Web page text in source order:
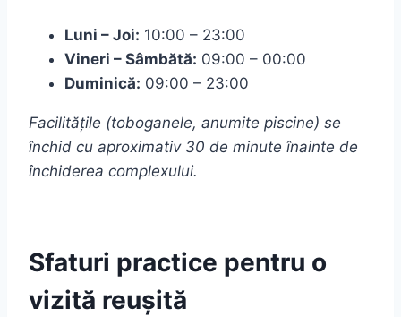
Luni – Joi: 10:00 – 23:00
Vineri – Sâmbătă: 09:00 – 00:00
Duminică: 09:00 – 23:00
Facilitățile (toboganele, anumite piscine) se
închid cu aproximativ 30 de minute înainte de
închiderea complexului.
Sfaturi practice pentru o
vizită reușită